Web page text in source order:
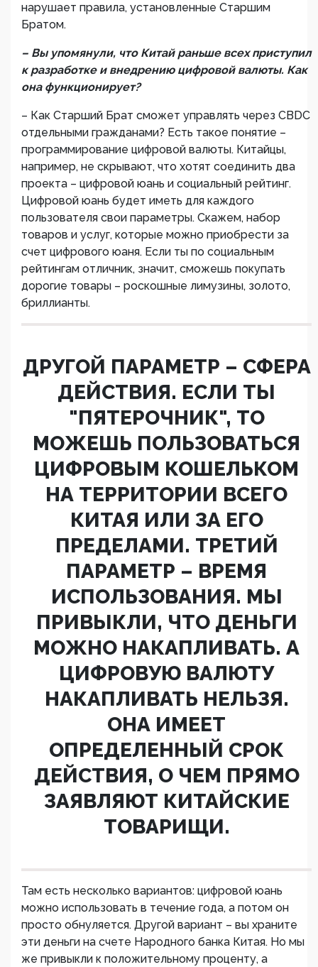
нарушает правила, установленные Старшим
Братом.
– Вы упомянули, что Китай раньше всех приступил
к разработке и внедрению цифровой валюты. Как
она функционирует?
– Как Старший Брат сможет управлять через CBDC
отдельными гражданами? Есть такое понятие –
программирование цифровой валюты. Китайцы,
например, не скрывают, что хотят соединить два
проекта – цифровой юань и социальный рейтинг.
Цифровой юань будет иметь для каждого
пользователя свои параметры. Скажем, набор
товаров и услуг, которые можно приобрести за
счет цифрового юаня. Если ты по социальным
рейтингам отличник, значит, сможешь покупать
дорогие товары – роскошные лимузины, золото,
бриллианты.
ДРУГОЙ ПАРАМЕТР – СФЕРА
ДЕЙСТВИЯ. ЕСЛИ ТЫ
"ПЯТЕРОЧНИК", ТО
МОЖЕШЬ ПОЛЬЗОВАТЬСЯ
ЦИФРОВЫМ КОШЕЛЬКОМ
НА ТЕРРИТОРИИ ВСЕГО
КИТАЯ ИЛИ ЗА ЕГО
ПРЕДЕЛАМИ. ТРЕТИЙ
ПАРАМЕТР – ВРЕМЯ
ИСПОЛЬЗОВАНИЯ. МЫ
ПРИВЫКЛИ, ЧТО ДЕНЬГИ
МОЖНО НАКАПЛИВАТЬ. А
ЦИФРОВУЮ ВАЛЮТУ
НАКАПЛИВАТЬ НЕЛЬЗЯ.
ОНА ИМЕЕТ
ОПРЕДЕЛЕННЫЙ СРОК
ДЕЙСТВИЯ, О ЧЕМ ПРЯМО
ЗАЯВЛЯЮТ КИТАЙСКИЕ
ТОВАРИЩИ.
Там есть несколько вариантов: цифровой юань
можно использовать в течение года, а потом он
просто обнуляется. Другой вариант – вы храните
эти деньги на счете Народного банка Китая. Но мы
же привыкли к положительному проценту, а